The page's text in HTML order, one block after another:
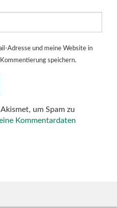
Adresse und meine Website in
speichern.
um Spam zu
Kommentardaten